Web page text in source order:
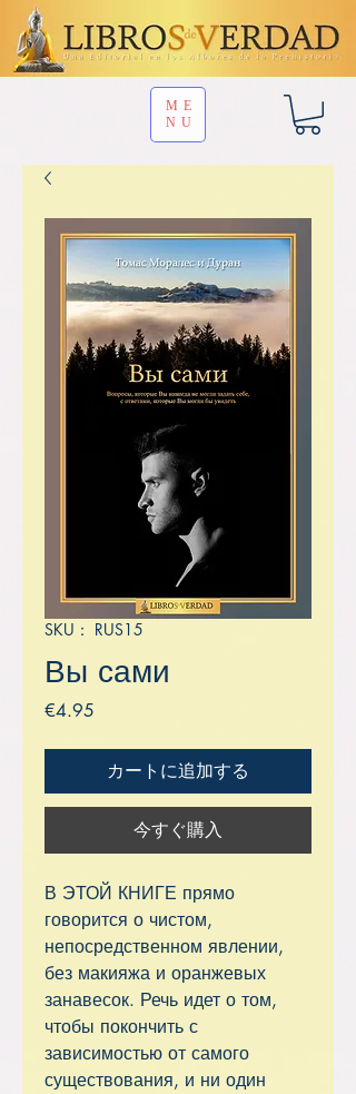
ME
NU
SKU： RUS15
Вы сами
€4.95
カートに追加する
今すぐ購入
В ЭТОЙ КНИГЕ прямо
говорится о чистом,
непосредственном явлении,
без макияжа и оранжевых
занавесок. Речь идет о том,
чтобы покончить с
зависимостью от самого
существования, и ни один